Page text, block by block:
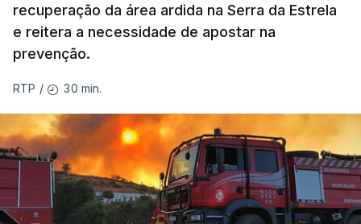
recuperação da área ardida na Serra da Estrela
e reitera a necessidade de apostar na
prevenção.
RTP / 30 min.